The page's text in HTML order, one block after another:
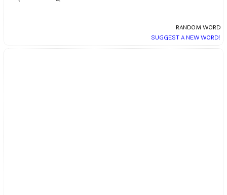
RANDOM WORD
SUGGEST A NEW WORD!